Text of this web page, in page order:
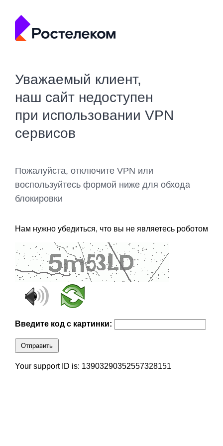
Уважаемый клиент,
наш сайт недоступен
при использовании VPN
сервисов
Пожалуйста, отключите VPN или
воспользуйтесь формой ниже для обхода
блокировки
Нам нужно убедиться, что вы не являетесь роботом
Введите код с картинки:
Отправить
Your support ID is: 13903290352557328151